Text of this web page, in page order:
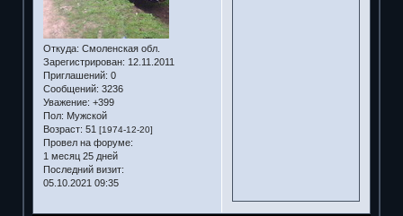
Откуда: Смоленская обл.
Зарегистрирован: 12.11.2011
Приглашений: 0
Сообщений: 3236
Уважение: +399
Пол: Мужской
Возраст: 51 [1974-12-20]
Провел на форуме:
1 месяц 25 дней
Последний визит:
05.10.2021 09:35